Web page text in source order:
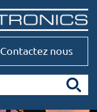
Contactez nous